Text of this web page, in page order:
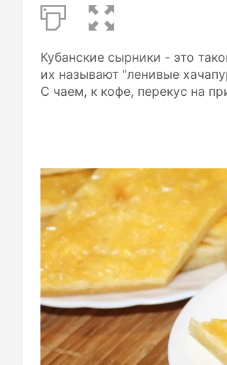
Кубанские сырники - это
их называют "ленивые
С чаем, к кофе, перекус на